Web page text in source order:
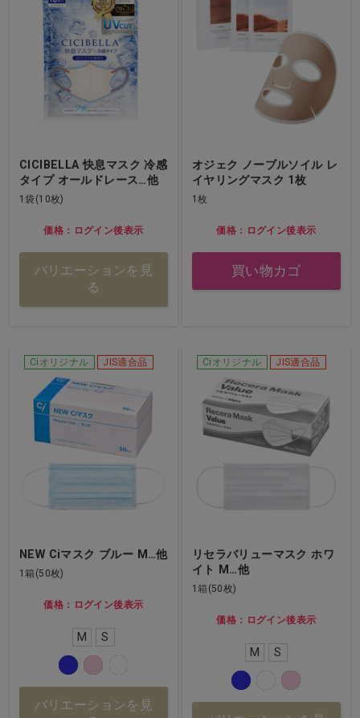
CICIBELLA 快息マスク 冷感
タイプ オールドレース…他
1袋(10枚)
価格：ログイン後表示
バリエーションを見
る
オジェク ノーブルソイル レ
イヤリングマスク 1枚
1枚
価格：ログイン後表示
買い物カゴ
Ciオリジナル JIS適合品
NEW Ciマスク ブルー M…他
1箱(50枚)
価格：ログイン後表示
M S
バリエーションを見
Ciオリジナル JIS適合品
リセラバリューマスク ホワ
イト M…他
1箱(50枚)
価格：ログイン後表示
M S